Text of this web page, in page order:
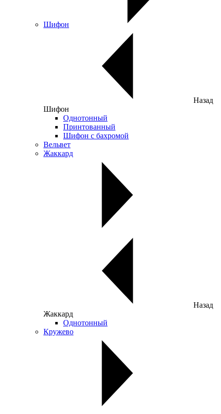
Шифон
Назад
Шифон
Однотонный
Принтованный
Шифон с бахромой
Вельвет
Жаккард
Назад
Жаккард
Однотонный
Кружево